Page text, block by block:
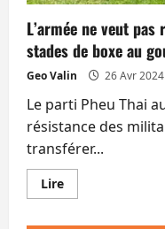
L’armée ne veut
stades de boxe au
Geo Valin 26 Avr 2024
Le parti Pheu Thai
résistance des
transférer...
LireEn
savoir